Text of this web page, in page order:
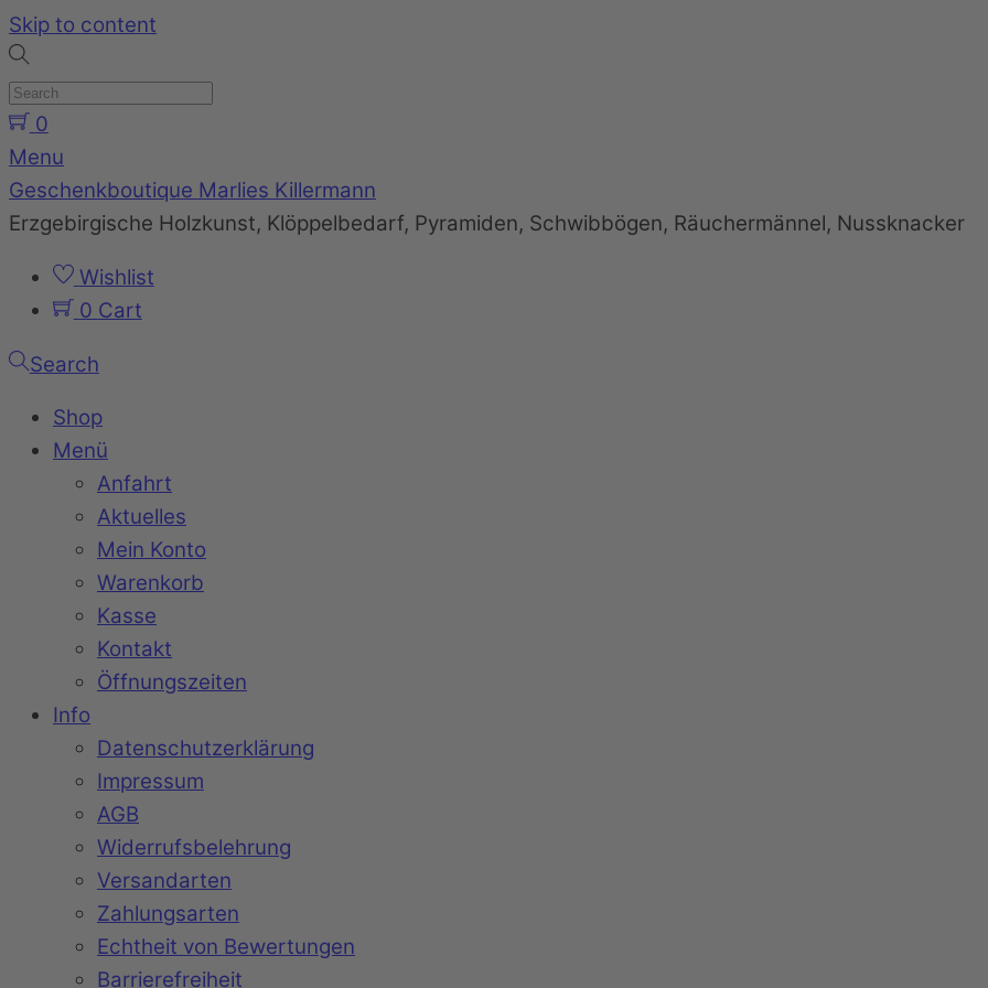
Skip to content
0
Menu
Geschenkboutique Marlies Killermann
Erzgebirgische Holzkunst, Klöppelbedarf, Pyramiden, Schwibbögen, Räuchermännel, Nussknacker
Wishlist
0 Cart
Search
Shop
Menü
Anfahrt
Aktuelles
Mein Konto
Warenkorb
Kasse
Kontakt
Öffnungszeiten
Info
Datenschutzerklärung
Impressum
AGB
Widerrufsbelehrung
Versandarten
Zahlungsarten
Echtheit von Bewertungen
Barrierefreiheit